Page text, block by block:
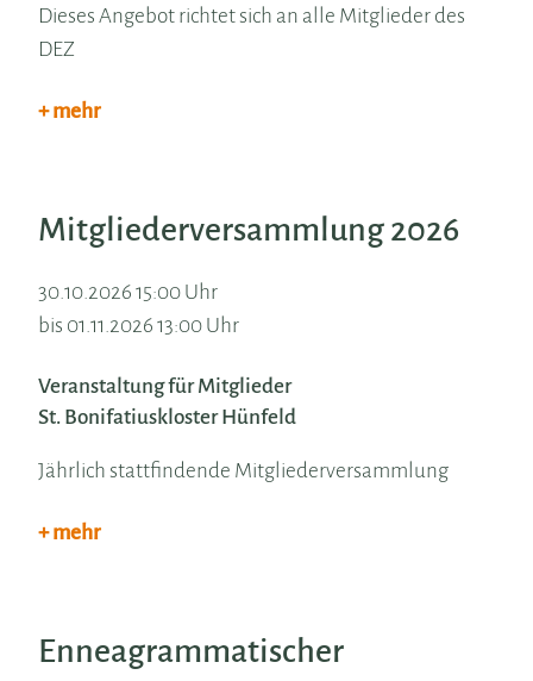
Dieses Angebot richtet sich an alle Mitglieder des
DEZ
+ mehr
Mitgliederversammlung 2026
30.10.2026 15:00 Uhr
bis 01.11.2026 13:00 Uhr
Veranstaltung für Mitglieder
St. Bonifatiuskloster Hünfeld
Jährlich stattfindende Mitgliederversammlung
+ mehr
Enneagrammatischer